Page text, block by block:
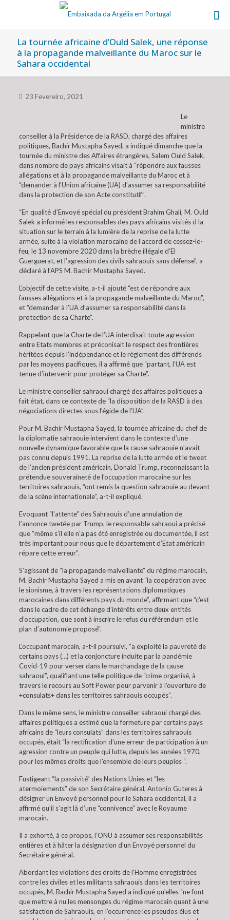
La tournée africaine d’Ould Salek, une réponse
à la propagande malveillante du Maroc sur le
Sahara occidental
23 Fevereiro, 2021
Le
ministre
conseiller à la Présidence de la RASD, chargé des affaires
politiques, Bachir Mustapha Sayed, a indiqué dimanche que la
tournée du ministre des Affaires étrangères, Salem Ould Salek,
dans nombre de pays africains visait à “répondre aux fausses
allégations et à la propagande malveillante du Maroc et à
“demander à l’Union africaine (UA) d’assumer sa responsabilité
dans la protection de son Acte constitutif”.
“En qualité d’Envoyé spécial du président Brahim Ghali, M. Ould
Salek a informé les responsables des pays africains visités d la
situation sur le terrain à la lumière de la reprise de la lutte
armée, suite à la violation marocaine de l’accord de cessez-le-
feu, le 13 novembre 2020 dans la brèche illégale d’El
Guerguerat, et l’agression des civils sahraouis sans défense”, a
déclaré à l’APS M. Bachir Mustapha Sayed.
L’objectif de cette visite, a-t-il ajouté “est de répondre aux
fausses allégations et à la propagande malveillante du Maroc”,
et “demander à l’UA d’assumer sa responsabilité dans la
protection de sa Charte”.
Rappelant que la Charte de l’UA interdisait toute agression
entre Etats membres et préconisait le respect des frontières
héritées depuis l’indépendance et le règlement des différends
par les moyens pacifiques, il a affirmé que “partant, l’UA est
tenue d’intervenir pour protéger sa Charte”.
Le ministre conseiller sahraoui chargé des affaires politiques a
fait état, dans ce contexte de “la disposition de la RASD à des
négociations directes sous l’égide de l’UA”.
Pour M. Bachir Mustapha Sayed, la tournée africaine du chef de
la diplomatie sahraouie intervient dans le contexte d’une
nouvelle dynamique favorable que la cause sahraouie n’avait
pas connu depuis 1991. La reprise de la lutte armée et le tweet
de l’ancien président américain, Donald Trump, reconnaissant la
prétendue souveraineté de l’occupation marocaine sur les
territoires sahraouis, “ont remis la question sahraouie au devant
de la scène internationale”, a-t-il expliqué.
Evoquant “l’attente” des Sahraouis d’une annulation de
l’annonce twetée par Trump, le responsable sahraoui a précisé
que “même s’il elle n’a pas été enregistrée ou documentée, il est
très important pour nous que le département d’Etat américain
répare cette erreur”.
S’agissant de “la propagande malveillante” du régime marocain,
M. Bachir Mustapha Sayed a mis en avant “la coopération avec
le sionisme, à travers les représentations diplomatiques
marocaines dans différents pays du monde”, affirmant que “c’est
dans le cadre de cet échange d’intérêts entre deux entités
d’occupation, que sont à inscrire le refus du référendum et le
plan d’autonomie proposé”.
L’occupant marocain, a-t-il poursuivi, “a exploité la pauvreté de
certains pays (…) et la conjoncture induite par la pandémie
Covid-19 pour verser dans le marchandage de la cause
sahraoui”, qualifiant une telle politique de “crime organisé, à
travers le recours au Soft Power pour parvenir à l’ouverture de
+consulats+ dans les territoires sahraouis occupés”.
Dans le même sens, le ministre conseiller sahraoui chargé des
affaires politiques a estimé que la fermeture par certains pays
africains de “leurs consulats” dans les territoires sahraouis
occupés, était “la rectification d’une erreur de participation à un
agression contre un peuple qui lutte, depuis les années 1970,
pour les mêmes droits que l’ensemble de leurs peuples “.
Fustigeant “la passivité” des Nations Unies et “les
atermoiements” de son Secrétaire général, Antonio Guteres à
désigner un Envoyé personnel pour le Sahara occidental, il a
affirmé qu’il s’agit là d’une “connivence” avec le Royaume
marocain.
Il a exhorté, à ce propos, l’ONU à assumer ses responsabilités
entières et à hâter la désignation d’un Envoyé personnel du
Secrétaire général.
Abordant les violations des droits de l’Homme enregistrées
contre les civiles et les militants sahraouis dans les territoires
occupés, M. Bachir Mustapha Sayed a indiqué qu’elles “ne font
que mettre à nu les mensonges du régime marocain quant à une
satisfaction de Sahraouis, en l’occurrence les pseudos élus et